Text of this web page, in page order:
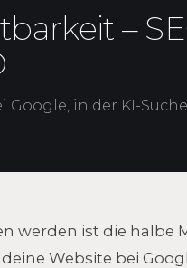
–
Google, in der KI-
werden ist die halbe
Website bei